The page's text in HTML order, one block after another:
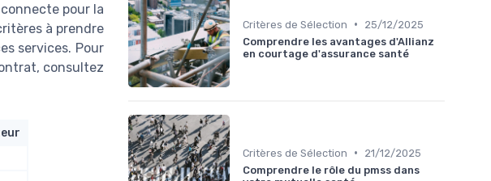
pour la
à prendre
services. Pour
consultez
Critères de Sélection •
25/12/2025
Comprendre les avantages d'Allianz
en courtage d'assurance santé
Critères de Sélection •
21/12/2025
Comprendre le rôle du pmss dans